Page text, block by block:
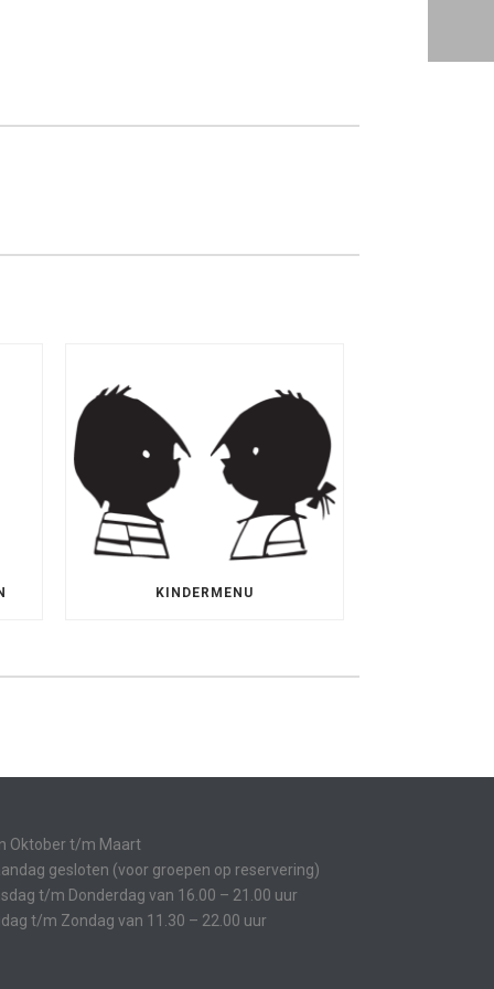
KINDERMENU
Oktober t/m Maart
gesloten (voor groepen op reservering)
t/m Donderdag van 16.00 – 21.00 uur
t/m Zondag van 11.30 – 22.00 uur